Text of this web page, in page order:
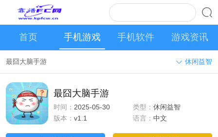
首页 手机游戏 手机软件 游戏资讯
最囧大脑手游 休闲益智
最囧大脑手游
时间： 2025-05-30 类型：休闲益智
版本：v1.1 语言：中文